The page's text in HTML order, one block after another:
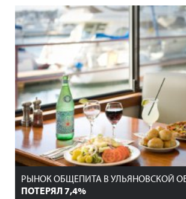
РЫНОК ОБЩЕПИТА В УЛЬЯНОВСКОЙ
ПОТЕРЯЛ 7,4%